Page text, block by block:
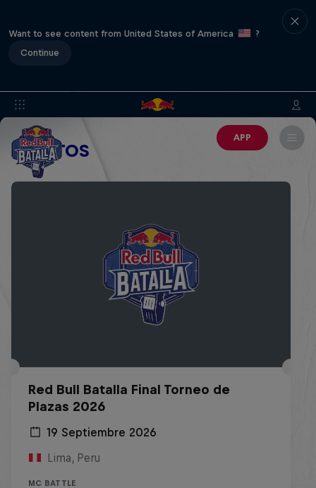
Want to see content from United States of America
?
Continue
APP
EVENTOS
Red Bull Batalla Final Torneo de
Plazas 2026
19 Septiembre 2026
Lima, Peru
MC BATTLE